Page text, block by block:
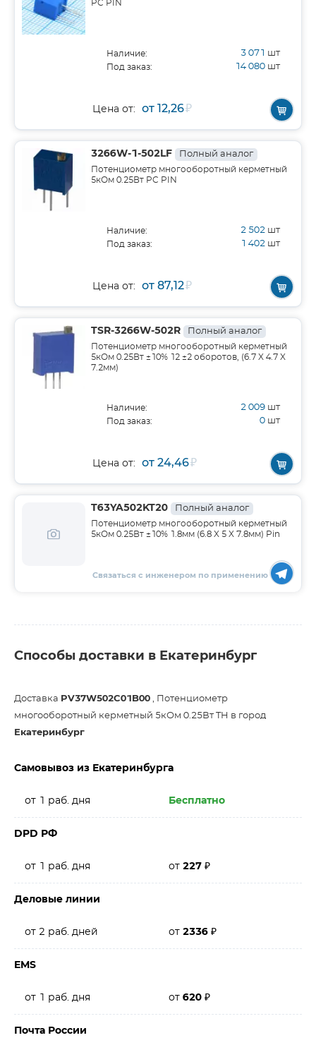
PC PIN
Наличие: 3 071 шт
Под заказ: 14 080 шт
Цена от: от 12,26₽
3266W-1-502LF Полный аналог
Потенциометр многооборотный керметный
5кОм 0.25Вт PC PIN
Наличие: 2 502 шт
Под заказ: 1 402 шт
Цена от: от 87,12₽
TSR-3266W-502R Полный аналог
Потенциометр многооборотный керметный
5кОм 0.25Вт ±10% 12 ±2 оборотов, (6.7 X 4.7 X
7.2мм)
Наличие: 2 009 шт
Под заказ: 0 шт
Цена от: от 24,46₽
T63YA502KT20 Полный аналог
Потенциометр многооборотный керметный
5кОм 0.25Вт ±10% 1.8мм (6.8 X 5 X 7.8мм) Pin
Связаться с инженером по применению
Способы доставки в Екатеринбург
Доставка PV37W502C01B00 , Потенциометр
многооборотный керметный 5кОм 0.25Вт TH в город
Екатеринбург
Самовывоз из Екатеринбурга
от 1 раб. дня Бесплатно
DPD РФ
от 1 раб. дня от 227 ₽
Деловые линии
от 2 раб. дней от 2336 ₽
EMS
от 1 раб. дня от 620 ₽
Почта России